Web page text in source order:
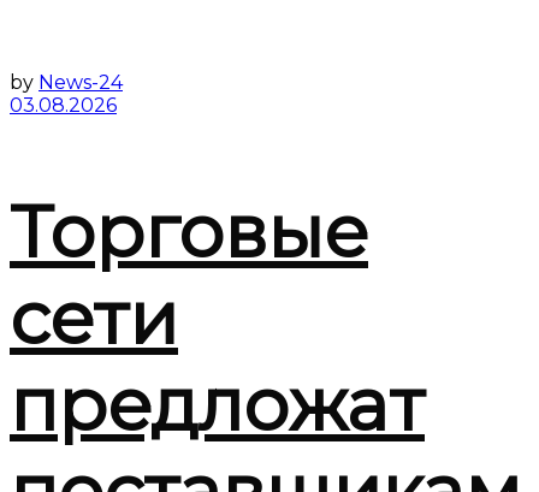
by News-24
03.08.2026
Торговые
сети
предложат